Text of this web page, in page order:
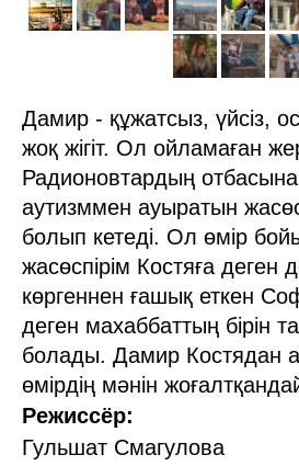
Дамир - құжатсыз, үйсіз,
жоқ жігіт. Ол ойламаған
Радионовтардың
аутизммен ауыратын
болып кетеді. Ол өмір
жасөспірім Костяға деген
көргеннен ғашық еткен
деген махаббаттың бірін
болады. Дамир Костядан
өмірдің мәнін
Режиссёр:
Гульшат Смагулова